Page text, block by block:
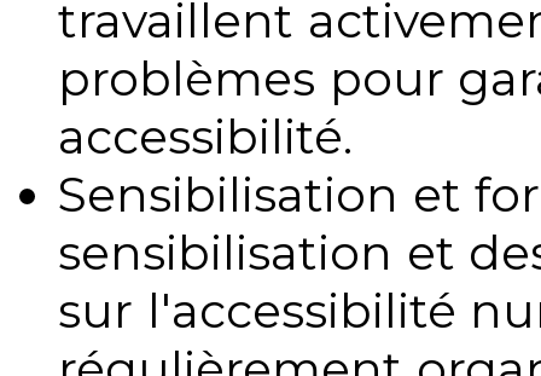
travaillent
problèmes pour
accessibilité.
Sensibilisation et
sensibilisation et
sur l'accessibilité